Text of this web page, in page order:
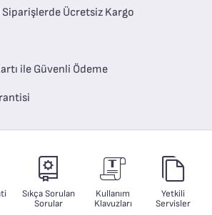
Siparişlerde Ücretsiz Kargo
ile Güvenli Ödeme
Sıkça Sorulan
Sorular
Kullanım
Klavuzları
Yetkili
Servisler